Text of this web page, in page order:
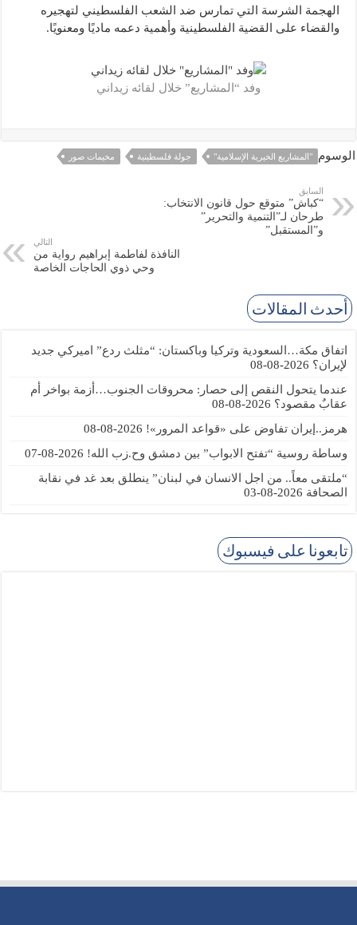
الهجمة الشرسة التي تمارس ضد الشعب الفلسطيني لتهجيره
والقضاء على القضية الفلسطينية وأهمية دعمه ماديًا ومعنويًا.
وفد “المشاريع” خلال لقائه زيداني
الوسوم "المشاريع الخيرية الإسلامية" جولة فلسطينية مخيمات صور
السابق
“كباش” متوقع حول قانون الانتخاب:
طرحان لـ”التنمية والتحرير”
و”المستقبل”
التالي
النافذة لفاطمة إبراهيم رواية من
وحي ذوي الحاجات الخاصة
أحدث المقالات
اتفاق مكة…السعودية وتركيا وباكستان: “مثلث ردع” اميركي جديد
لإيران؟ 2026-08-08
عندما يتحول النقص إلى حصار: محروقات الجنوب…أزمة بواخر أم
عقابٌ مقصود؟ 2026-08-08
هرمز..إيران تفاوض على «قواعد المرور»! 2026-08-08
وساطة روسية “تفتح الابواب” بين دمشق وح.زب الله! 2026-08-07
“ملتقى معاً.. من اجل الانسان في لبنان” ينطلق بعد غد في نقابة
الصحافة 2026-08-03
تابعونا على فيسبوك